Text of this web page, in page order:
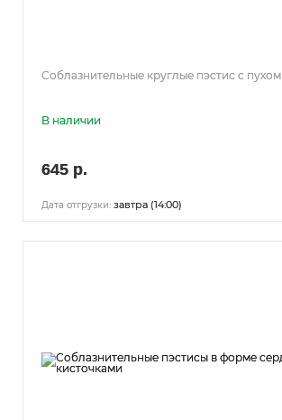
Соблазнительные круглые пэстис с пухом
В наличии
645 р.
Дата отгрузки: завтра (14:00)